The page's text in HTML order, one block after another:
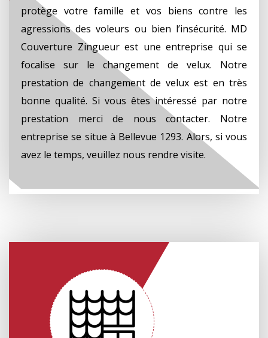
protège votre famille et vos biens contre les
agressions des voleurs ou bien l’insécurité. MD
Couverture Zingueur est une entreprise qui se
focalise sur le changement de velux. Notre
prestation de changement de velux est en très
bonne qualité. Si vous êtes intéressé par notre
prestation merci de nous contacter. Notre
entreprise se situe à Bellevue 1293. Alors, si vous
avez le temps, veuillez nous rendre visite.